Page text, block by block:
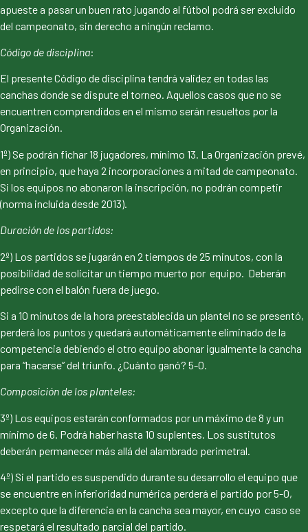
apueste a pasar un buen rato jugando al fútbol podrá ser excluido
del campeonato, sin derecho a ningún reclamo.
Código de disciplina:
El presente Código de disciplina tendrá validez en todas las
canchas donde se dispute el torneo. Aquellos casos que no se
encuentren comprendidos en el mismo serán resueltos por la
Organización.
1º) Se podrán fichar 18 jugadores, mínimo 13. La Organización prevé,
en principio, que haya 2 incorporaciones a mitad de campeonato.
Si los equipos no abonaron la inscripción, no podrán competir
(norma incluida desde 2013).
Duración de los partidos:
2º) Los partidos se jugarán en 2 tiempos de 25 minutos, con la
posibilidad de solicitar un tiempo muerto por equipo. Deberán
pedirse con el balón fuera de juego.
Si a 10 minutos de la hora preestablecida un plantel no se presentó,
perderá los puntos y quedará automáticamente eliminado de la
competencia debiendo el otro equipo abonar igualmente la cancha
para “hacerse” del triunfo. ¿Cuánto ganó? 5-0.
Composición de los planteles:
3º) Los equipos estarán conformados por un máximo de 8 y un
mínimo de 6. Podrá haber hasta 10 suplentes. Los sustitutos
deberán permanecer más allá del alambrado perimetral.
4º) Si el partido es suspendido durante su desarrollo el equipo que
se encuentre en inferioridad numérica perderá el partido por 5-0,
excepto que la diferencia en la cancha sea mayor, en cuyo caso se
respetará el resultado parcial del partido.